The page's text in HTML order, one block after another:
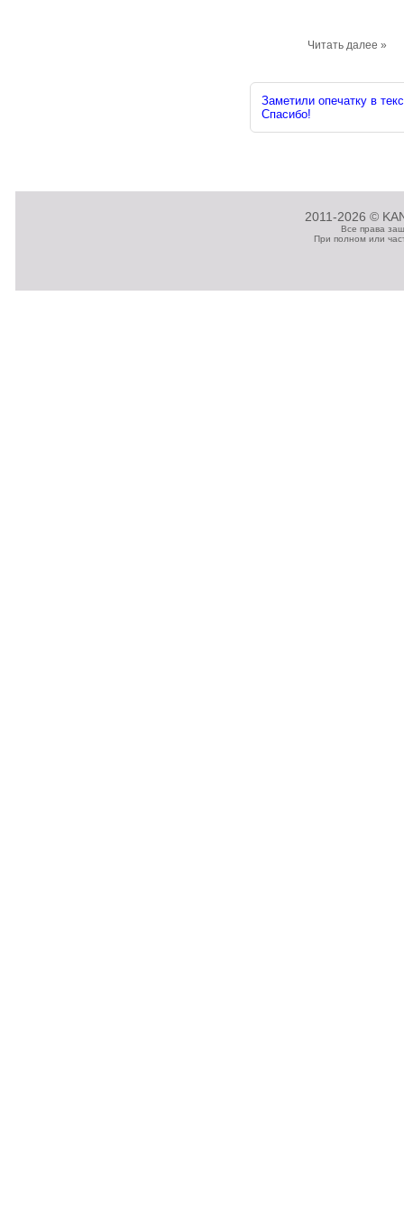
Читать далее »
Заметили опечатку в
Спасибо!
2011-2026 ©
Все права
При полном или